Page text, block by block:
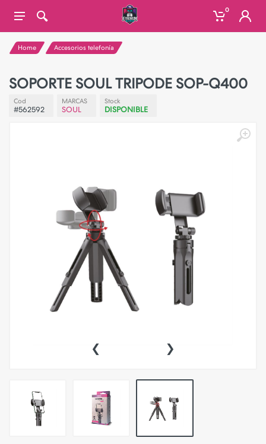
0
Home Accesorios telefonía
SOPORTE SOUL TRIPODE SOP-Q400
Cod
#562592
MARCAS
SOUL
Stock
DISPONIBLE
‹ ›